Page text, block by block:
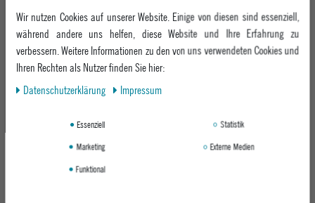
Gutscheine
Click & Collect
Samstag: 10:00 - 17:00
Whatsapp
Kontaktformular
Jobs
We Care - Wiederverwendete Verpackungen
Verleih
EPOXY STORES
Deggendorf
KEEP UP WITH US
Facebook
Wir nutzen Cookies auf unserer Website. Einige von diesen sind essenziell,
während andere uns helfen, diese Website und Ihre Erfahrung zu
verbessern. Weitere Informationen zu den von uns verwendeten Cookies und
Ihren Rechten als Nutzer finden Sie hier:
Daten­schutz­erklärung
Impressum
Essenziell
Statistik
Marketing
Externe Medien
Funktional